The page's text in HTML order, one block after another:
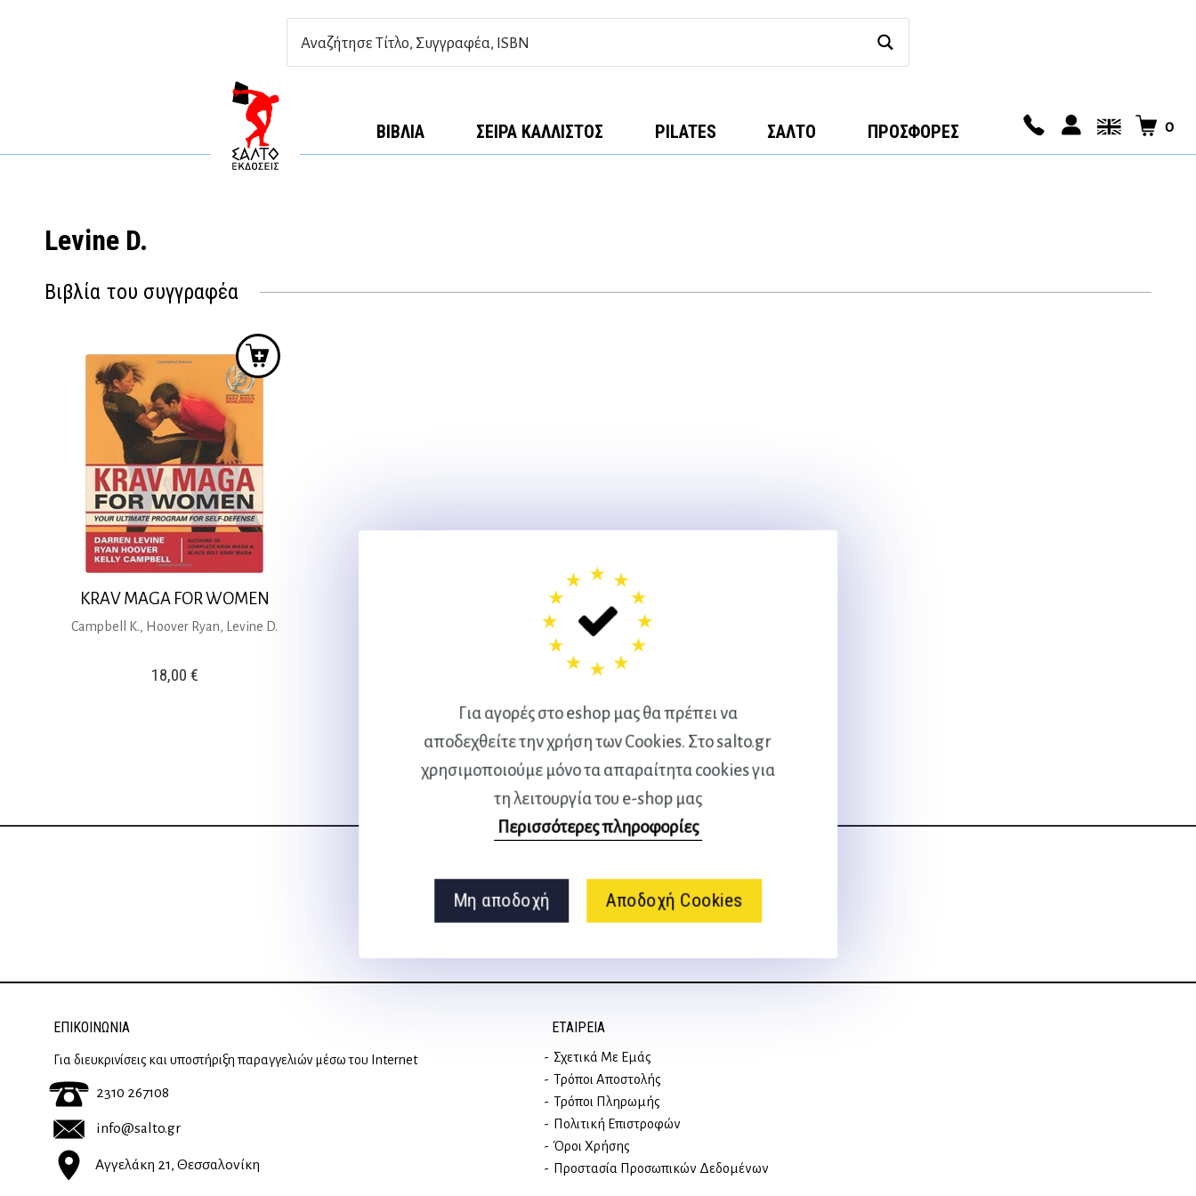
Για αγορές στο eshop μας θα πρέπει να
αποδεχθείτε την χρήση των Cookies. Στο salto.gr
χρησιμοποιούμε μόνο τα απαραίτητα cookies για
τη λειτουργία του e-shop μας
Περισσότερες πληροφορίες
Μη αποδοχή Αποδοχή Cookies
ΒΙΒΛΊΑ ΣΕΙΡΆ ΚΆΛΛΙΣΤΟΣ PILATES ΣΑΛΤΟ ΠΡΟΣΦΟΡΕΣ 0
Levine D.
Βιβλία του συγγραφέα
KRAV MAGA FOR WOMEN
Campbell K., Hoover Ryan, Levine D.
18,00 €
Ακολουθήστε μας
στα social media
ΕΠΙΚΟΙΝΩΝΊΑ
Για διευκρινίσεις και υποστήριξη παραγγελιών μέσω του Internet
2310 267108
info@salto.gr
Αγγελάκη 21, Θεσσαλονίκη
ΕΤΑΙΡΕΊΑ
Σχετικά Με Εμάς
Τρόποι Αποστολής
Τρόποι Πληρωμής
Πολιτική Επιστροφών
Όροι Χρήσης
Προστασία Προσωπικών Δεδομένων